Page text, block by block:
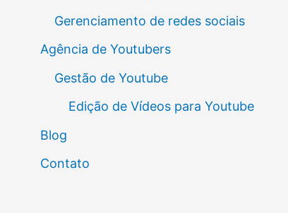
Gerenciamento de redes sociais
Agência de Youtubers
Gestão de Youtube
Edição de Vídeos para Youtube
Blog
Contato